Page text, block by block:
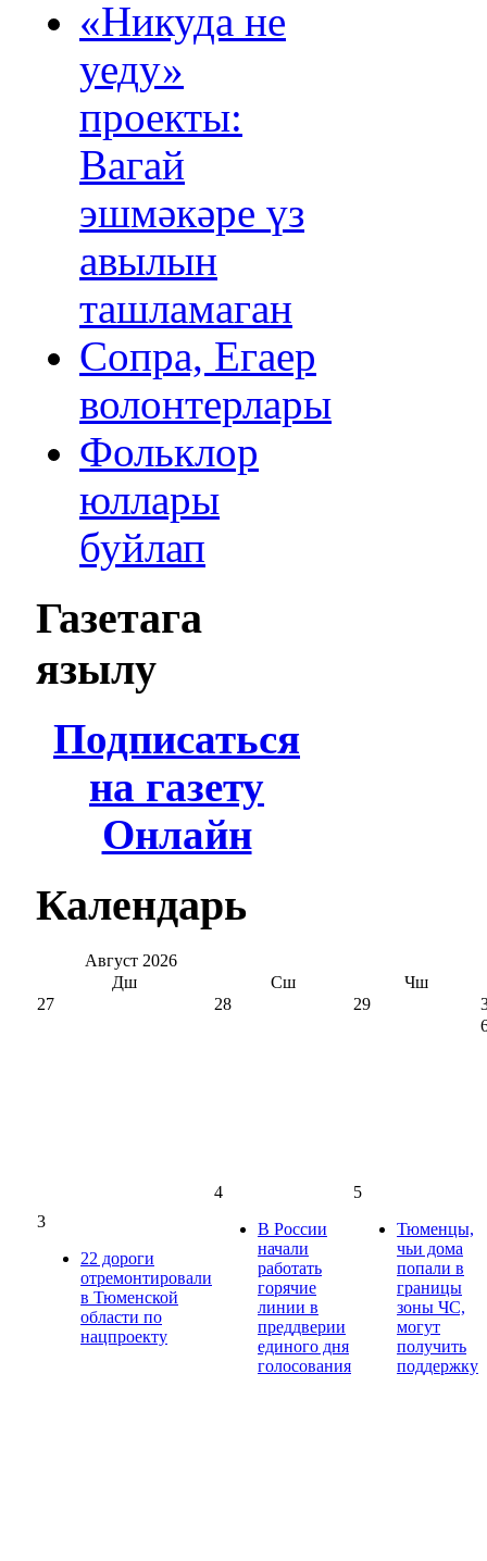
«Никуда не
уеду»
проекты:
Вагай
эшмәкәре үз
авылын
ташламаган
Сопра, Егаер
волонтерлары
Фольклор
юллары
буйлап
Газетага
язылу
Подписаться
на газету
Онлайн
Календарь
Август 2026
Дш
Сш
Чш
27
28 29
3
22 дороги
отремонтировали
в Тюменской
области по
нацпроекту
4
В России
начали
работать
горячие
линии в
преддверии
единого дня
голосования
5
Тюменцы,
чьи дома
попали в
границы
зоны ЧС,
могут
получить
поддержку